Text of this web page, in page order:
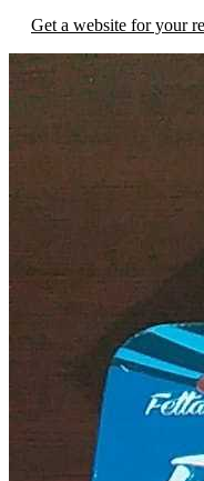
Get a website for your